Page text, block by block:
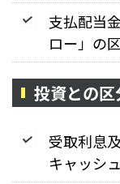
支払配当
ロー」の
投資との
受取利息
キャッシ